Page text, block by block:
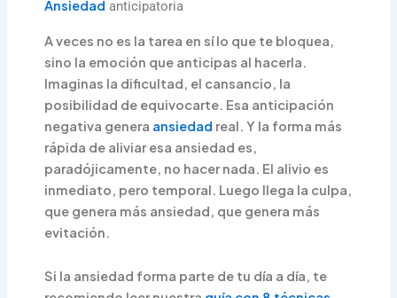
Ansiedad anticipatoria
A veces no es la tarea en sí lo que te bloquea,
sino la emoción que anticipas al hacerla.
Imaginas la dificultad, el cansancio, la
posibilidad de equivocarte. Esa anticipación
negativa genera ansiedad real. Y la forma más
rápida de aliviar esa ansiedad es,
paradójicamente, no hacer nada. El alivio es
inmediato, pero temporal. Luego llega la culpa,
que genera más ansiedad, que genera más
evitación.
Si la ansiedad forma parte de tu día a día, te